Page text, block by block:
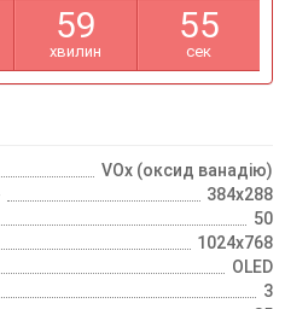
59
хвилин
54
сек
VOx (оксид ванадію)
384x288
50
1024х768
OLED
3